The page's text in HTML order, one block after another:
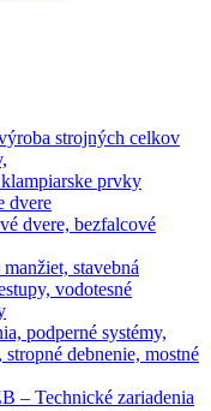
strojných celkov
prvky
dvere
dvere, bezfalcové
stavebná
vodotesné
podperné systémy,
debnenie, mostné
– Technické zariadenia